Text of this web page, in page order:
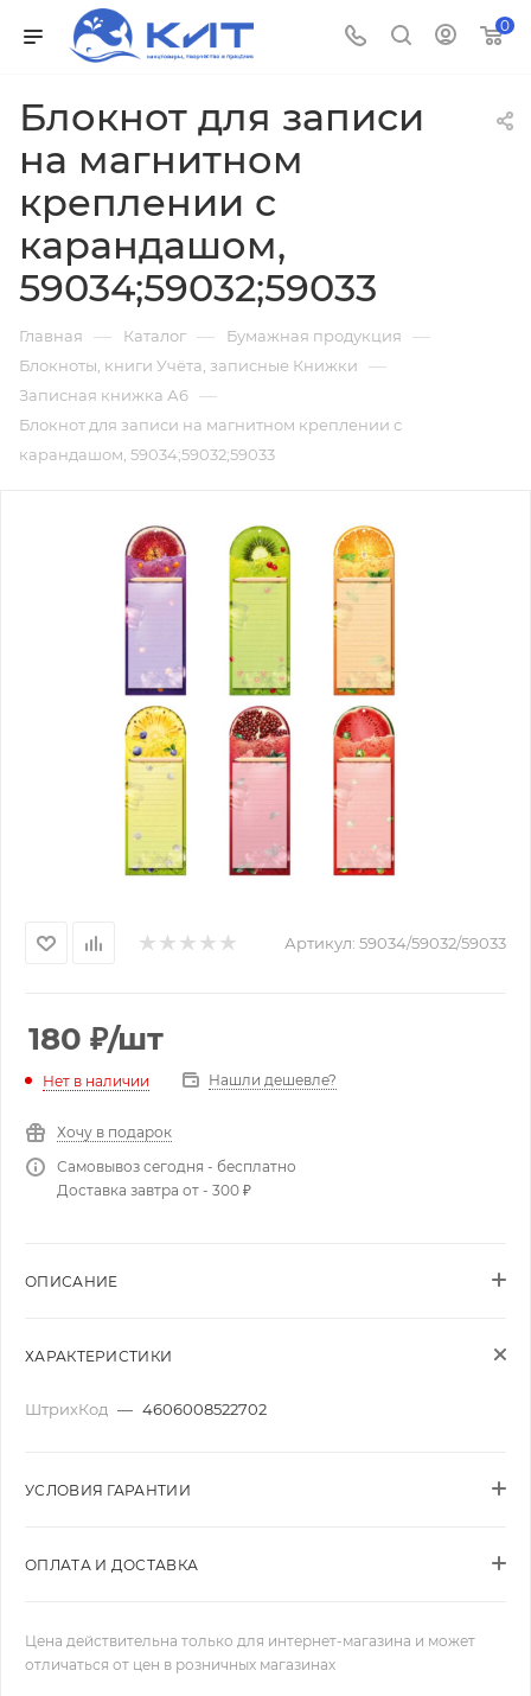
0
Блокнот для записи
на магнитном
креплении с
карандашом,
59034;59032;59033
Главная — Каталог — Бумажная продукция —
Блокноты, книги Учёта, записные Книжки —
Записная книжка А6 —
Блокнот для записи на магнитном креплении с
карандашом, 59034;59032;59033
Артикул: 59034/59032/59033
180 ₽/шт
Нет в наличии Нашли дешевле?
Хочу в подарок
Самовывоз сегодня - бесплатно
Доставка завтра от - 300 ₽
ОПИСАНИЕ
ХАРАКТЕРИСТИКИ
ШтрихКод — 4606008522702
УСЛОВИЯ ГАРАНТИИ
ОПЛАТА И ДОСТАВКА
Цена действительна только для интернет-магазина и может
отличаться от цен в розничных магазинах